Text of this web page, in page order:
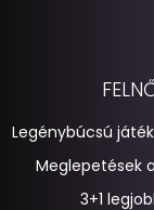
Legénybúcsú
Meglepetések
3+1